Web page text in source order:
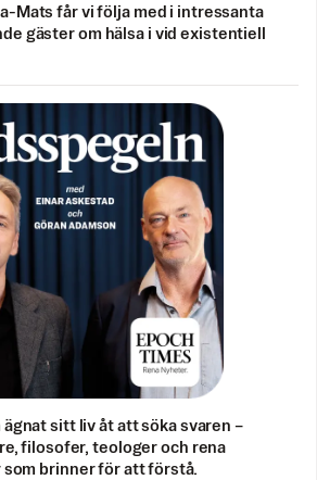
Mats får vi följa med i intressanta
gäster om hälsa i vid existentiell
sitt liv åt att söka svaren –
filosofer, teologer och rena
som brinner för att förstå.